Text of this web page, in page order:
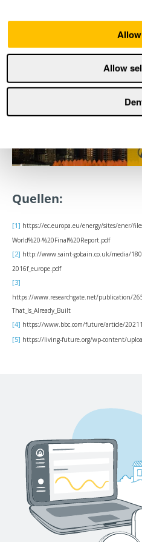
Allow
Quellen:
[1] https://ec.europa.eu/energy/sites/ener/
World%20-%20Final%20Report.pdf
[2] http://www.saint-gobain.co.uk/media/
2016f_europe.pdf
[3]
https://www.researchgate.net/publication/
That_Is_Already_Built
[4] https://www.bbc.com/future/article/
[5] https://living-future.org/wp-content/